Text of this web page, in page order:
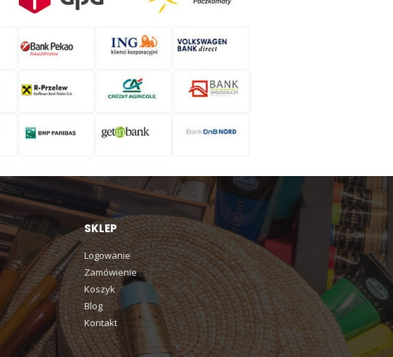
SKLEP
Logowanie
Zamówienie
Koszyk
Blog
Kontakt